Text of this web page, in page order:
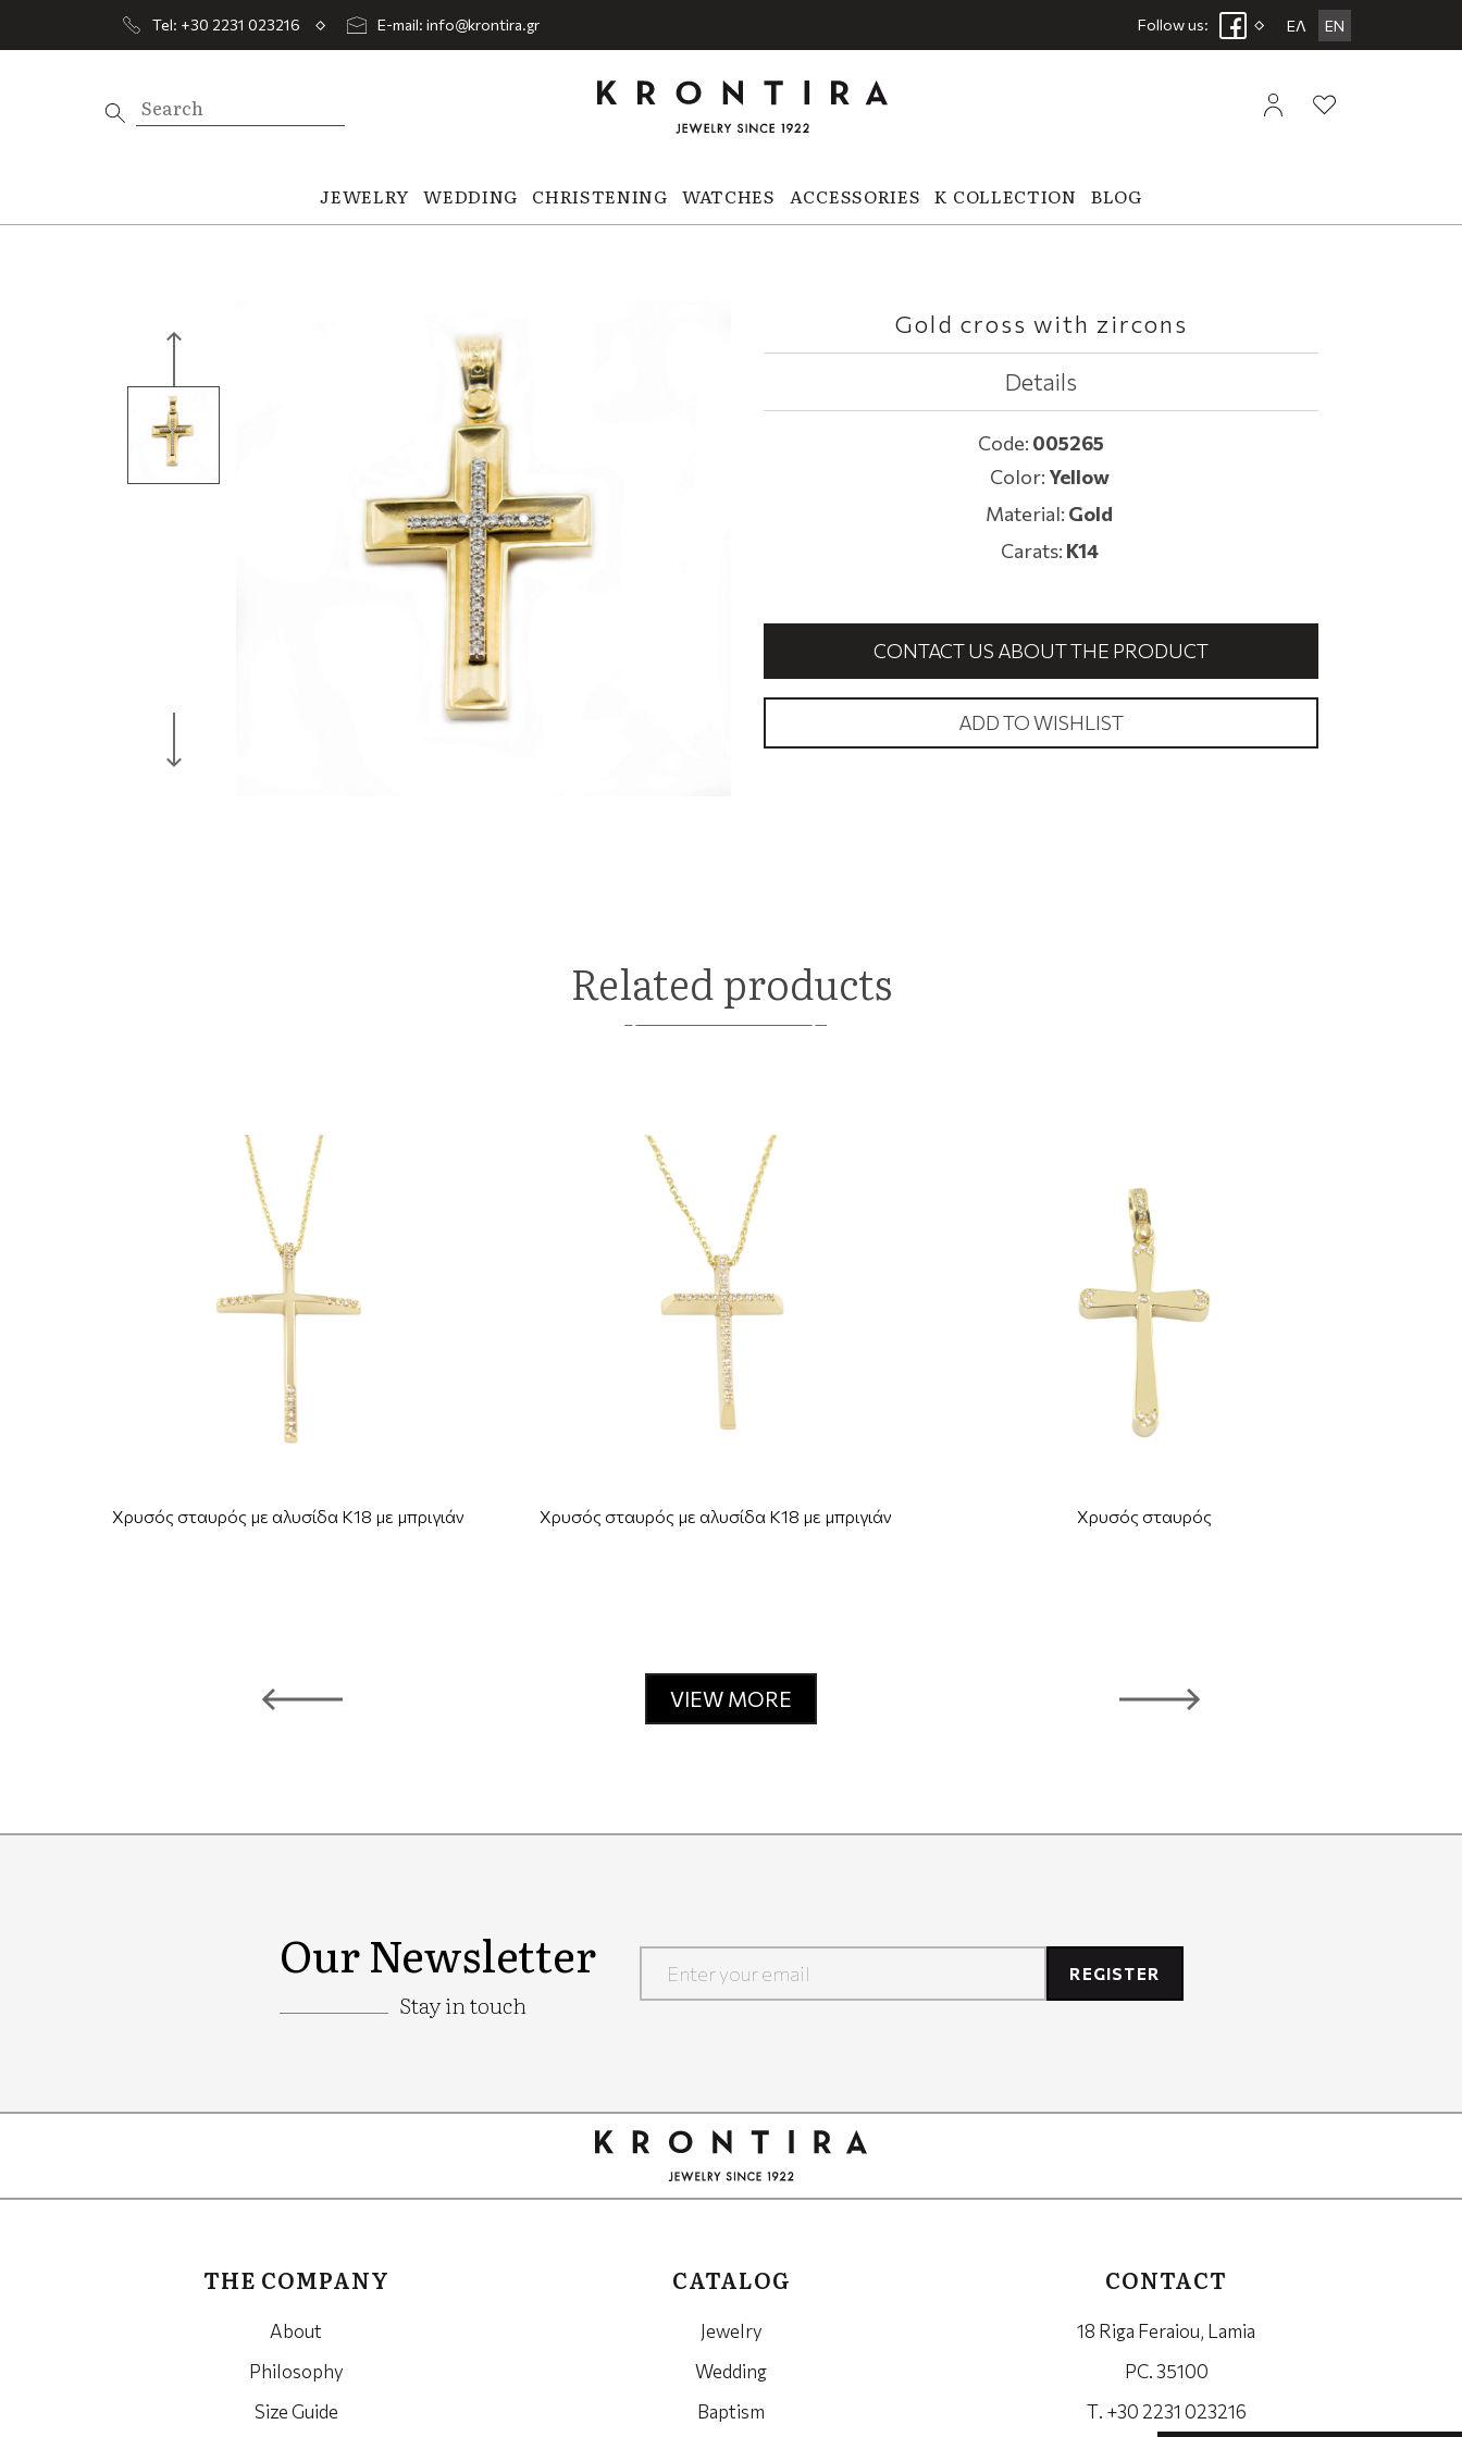
Tel: +30 2231 023216 E-mail: info@krontira.gr Follow us: ΕΛ EN
JEWELRY WEDDING CHRISTENING WATCHES ACCESSORIES K COLLECTION BLOG
Gold cross with zircons
Details
Code: 005265
Color: Yellow
Material: Gold
Carats: K14
CONTACT US ABOUT THE PRODUCT
ADD TO WISHLIST
Related products
Χρυσός σταυρός με αλυσίδα Κ18 με μπριγιάν Χρυσός σταυρός με αλυσίδα Κ18 με μπριγιάν Χρυσός σταυρός
VIEW MORE
Our Newsletter
Stay in touch
REGISTER
Google
Recaptcha
THE COMPANY
About
Philosophy
Size Guide
CATALOG
Jewelry
Wedding
Baptism
CONTACT
18 Riga Feraiou, Lamia
PC. 35100
Τ. +30 2231 023216